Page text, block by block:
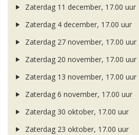
Zaterdag 11 december, 17.00 uur
Zaterdag 4 december, 17.00 uur
Zaterdag 27 november, 17.00 uur
Zaterdag 20 november, 17.00 uur
Zaterdag 13 november, 17.00 uur
Zaterdag 6 november, 17.00 uur
Zaterdag 30 oktober, 17.00 uur
Zaterdag 23 oktober, 17.00 uur